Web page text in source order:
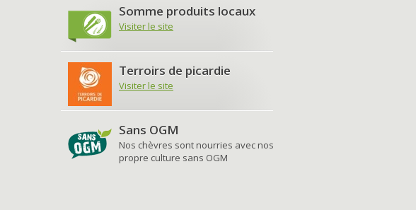
Somme produits locaux
Visiter le site
Terroirs de picardie
Visiter le site
Sans OGM
Nos chèvres sont nourries avec nos
propre culture sans OGM